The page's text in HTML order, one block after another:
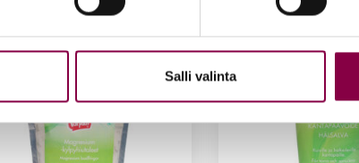
Salli valinta